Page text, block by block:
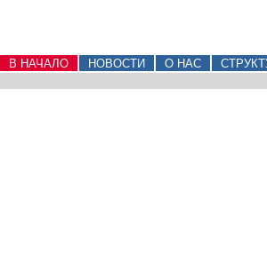
В НАЧАЛО НОВОСТИ О НАС